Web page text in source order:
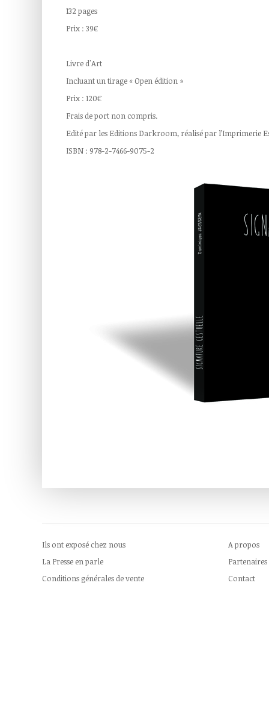
132 pages
Prix : 39€
Livre d'Art
Incluant un tirage « Open édition »
Prix : 120€
Frais de port non compris.
Edité par les Editions Darkroom, réalisé par l’Imprimerie
ISBN : 978-2-7466-9075-2
Ils ont exposé chez nous
La Presse en parle
Conditions générales de vente
A propos
Partenaires
Contact